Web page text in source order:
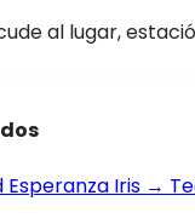
al lugar,
Iris →